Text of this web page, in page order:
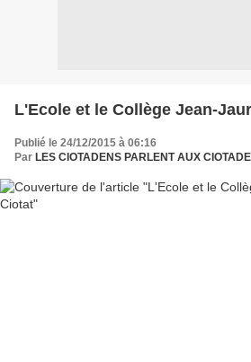
L'Ecole et le Collège Jean-
Publié le 24/12/2015 à 06:16
Par LES CIOTADENS PARLENT AUX